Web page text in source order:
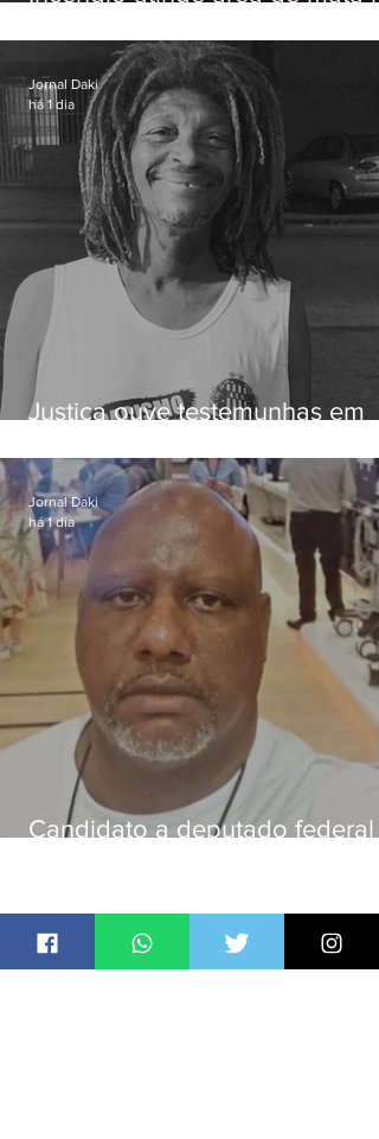
Iguaçu
Justiça ouve testemunhas em
dívida de R$ 25
Jornal Daki
há 1 dia
Candidato a deputado federal
Jornal Daki
há 1 dia